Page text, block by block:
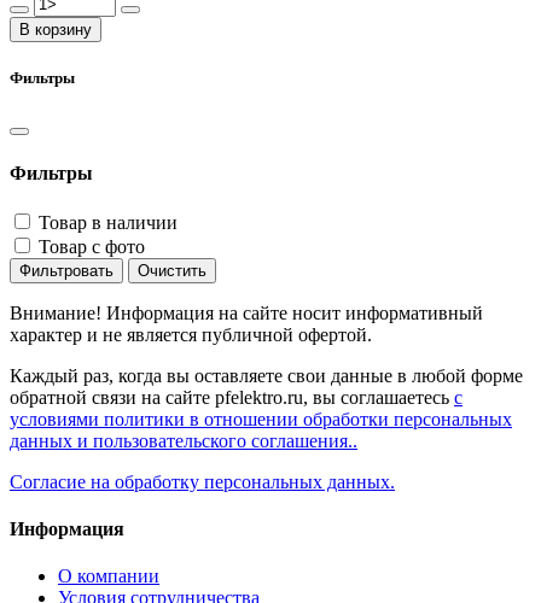
В корзину
Фильтры
Фильтры
Товар в наличии
Товар с фото
Фильтровать Очистить
Внимание! Информация на сайте носит информативный
характер и не является публичной офертой.
Каждый раз, когда вы оставляете свои данные в любой форме
обратной связи на сайте pfelektro.ru, вы соглашаетесь с
условиями политики в отношении обработки персональных
данных и пользовательского соглашения..
Согласие на обработку персональных данных.
Информация
О компании
Условия сотрудничества